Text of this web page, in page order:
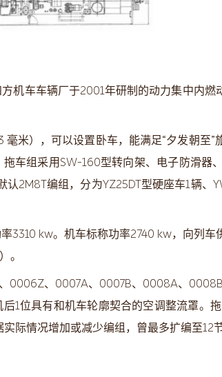
机车车辆厂于2001年研制的动力集中内
米），可以设置卧车，能满足“夕发朝至
车组采用SW-160型转向架、电子防滑
2M8T编组，分为YZ25DT型硬座车1辆、
3310 kw。机车标称功率2740 kw，向列
。
0006Z、0007A、0007B、0008A、
1位具有和机车轮廓契合的空调整流罩。
际情况增加或减少编组，曾最多扩编至12